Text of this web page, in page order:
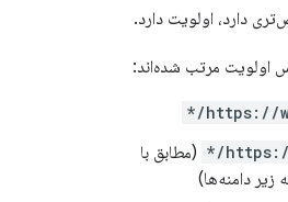
دارد، اولویت دارد.
اولویت مرتب شده‌اند:
https://
(مطابق با